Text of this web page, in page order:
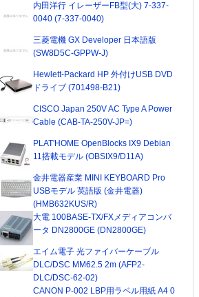
内田洋行 イレーザーFB型(大) 7-337-
0040 (7-337-0040)
三菱電機 GX Developer 日本語版
(SW8D5C-GPPW-J)
Hewlett-Packard HP 外付けUSB DVD
ドライブ (701498-B21)
CISCO Japan 250V AC Type A Power
Cable (CAB-TA-250V-JP=)
PLAT'HOME OpenBlocks IX9 Debian
11搭載モデル (OBSIX9/D11A)
金井電器産業 MINI KEYBOARD Pro
USBモデル 英語版 (金井電器)
(HMB632KUS/R)
大電 100BASE-TX/FXメディアコンバ
ータ DN2800GE (DN2800GE)
エイム電子 光ファイバーケーブル
DLC/DSC MM62.5 2m (AFP2-
DLC/DSC-62-02)
CANON P-002 LBP用ラベル用紙 A4 0